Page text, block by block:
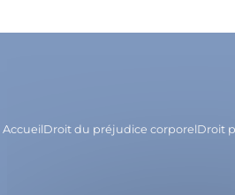
AccueilDroit du préjudice corporelDroit